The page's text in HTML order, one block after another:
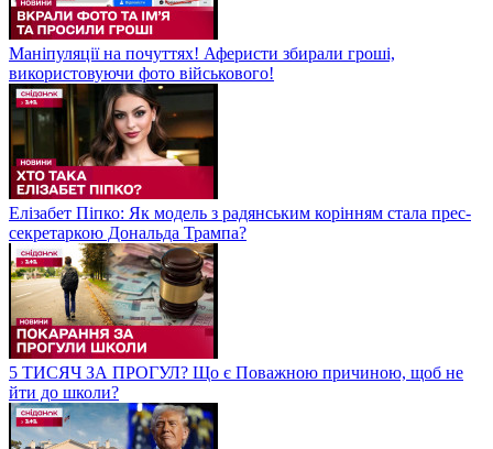
Маніпуляції на почуттях! Аферисти збирали гроші,
використовуючи фото військового!
Елізабет Піпко: Як модель з радянським корінням стала прес-
секретаркою Дональда Трампа?
5 ТИСЯЧ ЗА ПРОГУЛ? Що є Поважною причиною, щоб не
йти до школи?